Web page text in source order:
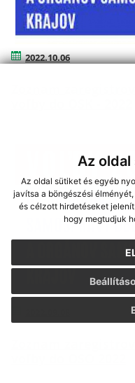
Az
Az oldal sütiket és egyéb
javítsa a böngészési
és célzott hirdetéseket
hogy megtudjuk
2022.10.06